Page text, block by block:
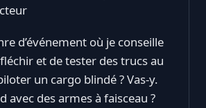
d’événement où je conseille
et de tester des trucs au
un cargo blindé ? Vas-y.
avec des armes à faisceau ?